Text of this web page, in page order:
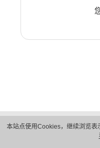
本站点使用Cookies，继续浏览表